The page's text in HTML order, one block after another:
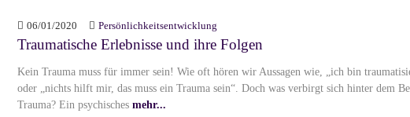
06/01/2020 Persönlichkeitsentwicklung
Traumatische Erlebnisse und ihre Folgen
Kein Trauma muss für immer sein! Wie oft hören wir Aussagen wie, „ich bin
oder „nichts hilft mir, das muss ein Trauma sein“. Doch was verbirgt sich hinter dem
Trauma? Ein psychisches mehr...